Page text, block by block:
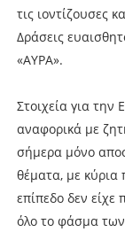
τις ιοντίζουσες
Δράσεις
«ΑΥΡΑ».
Στοιχεία για την
αναφορικά με
σήμερα μόνο
θέματα, με κύρια
επίπεδο δεν είχε
όλο το φάσμα